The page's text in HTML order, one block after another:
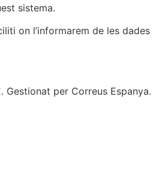
sistema.
on l’informarem de les dades
Gestionat per Correus Espanya.